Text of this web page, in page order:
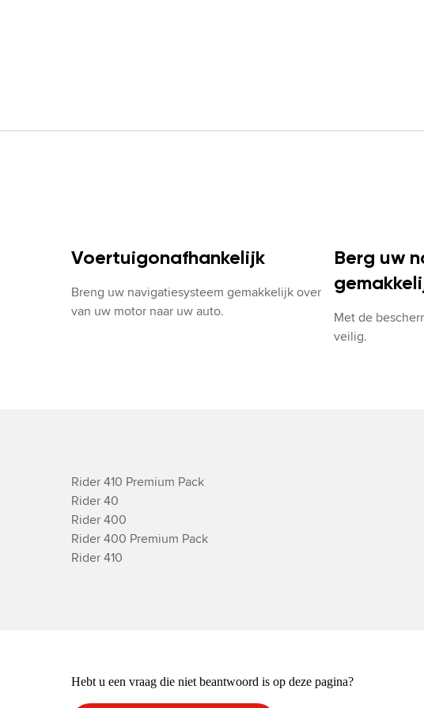
Voertuigonafhankelijk
Breng uw navigatiesysteem gemakkelijk over
van uw motor naar uw auto.
Berg uw
Met de
veilig.
Rider 410 Premium Pack
­Rider 40
­Rider 400
­Rider 400 Premium Pack
­Rider 410
Hebt u een vraag die niet beantwoord is op deze pagina?